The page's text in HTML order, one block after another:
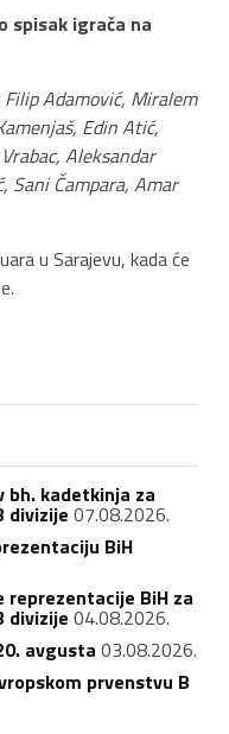
spisak igrača na
Adamović, Miralem
Edin Atić,
Aleksandar
Sani Čampara, Amar
u Sarajevu, kada će
bh. kadetkinja za
divizije 07.08.2026.
BiH
reprezentacije BiH za
divizije 04.08.2026.
avgusta 03.08.2026.
prvenstvu B